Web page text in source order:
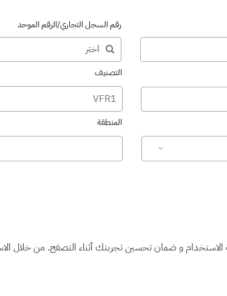
رقم السجل التجاري/الرقم الموحد
التصنيف
VFR1
المنطقة
و ضمان تحسين تجربتك أثناء التصفح. من خلال